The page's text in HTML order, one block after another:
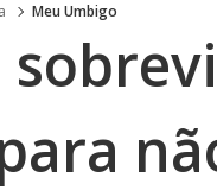
Meu Umbigo